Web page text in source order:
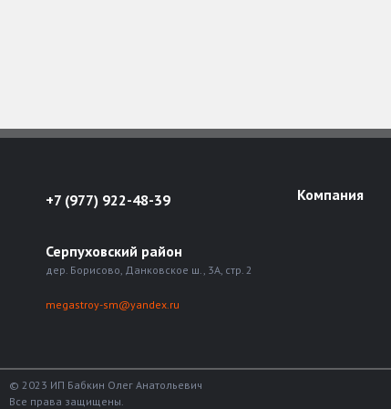
+7 (977) 922-48-39
Серпуховский район
дер. Борисово, Данковское ш., 3А, стр. 2
megastroy-sm@yandex.ru
Компания
© 2023 ИП Бабкин Олег Анатольевич
Все права защищены.